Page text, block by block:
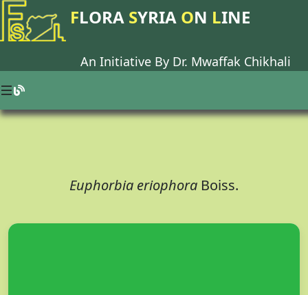
FLORA SYRIA ON LINE
An Initiative By Dr. Mwaffak Chikhali
Euphorbia eriophora Boiss.